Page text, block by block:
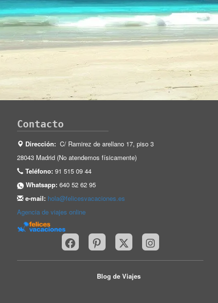
Contacto
Dirección: C/ Ramirez de arellano 17, piso 3
28043 Madrid (No atendemos físicamente)
Teléfono: 91 515 09 44
Whatsapp: 640 52 62 95
e-mail: hola@felicesvacaciones.es
Agencia de viajes online
Blog de Viajes